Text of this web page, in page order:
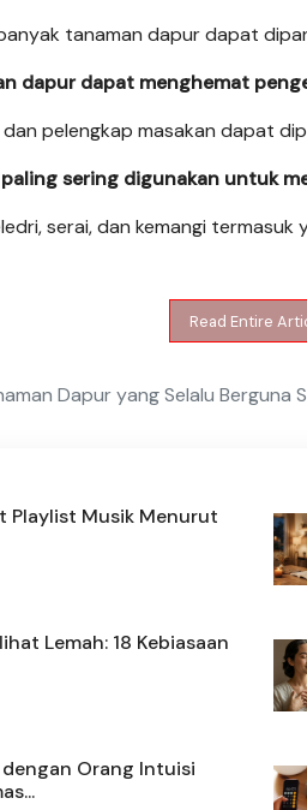
tanaman dapur dapat
dapur dapat menghemat
pelengkap masakan dapat
sering digunakan untuk
serai, dan kemangi
Read Entire
Dapur yang Selalu Berguna
Playlist Musik Menurut
Lemah: 18 Kebiasaan
Orang Intuisi